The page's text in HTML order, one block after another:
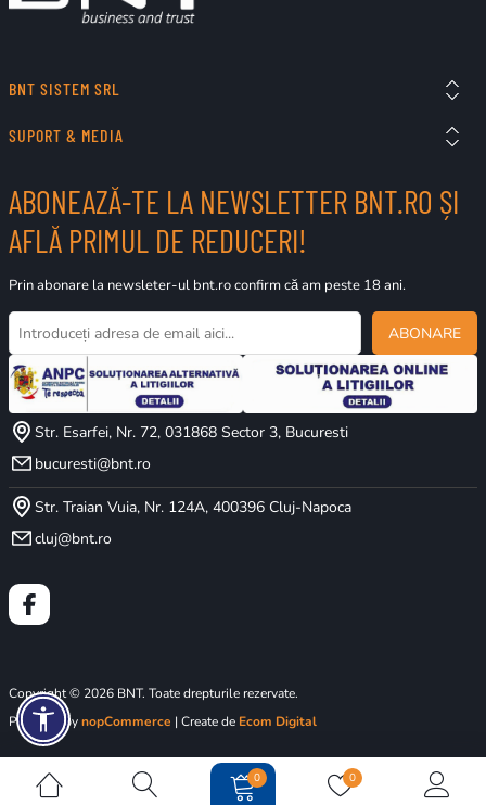
0
0
BNT SISTEM SRL
SUPORT & MEDIA
ABONEAZĂ-TE LA NEWSLETTER BNT.RO ȘI
AFLĂ PRIMUL DE REDUCERI!
Prin abonare la newsleter-ul bnt.ro confirm că am peste 18 ani.
ABONARE
Str. Esarfei, Nr. 72, 031868 Sector 3, Bucuresti
bucuresti@bnt.ro
Str. Traian Vuia, Nr. 124A, 400396 Cluj-Napoca
cluj@bnt.ro
Copyright © 2026 BNT. Toate drepturile rezervate.
Powered bynopCommerce | Create de Ecom Digital